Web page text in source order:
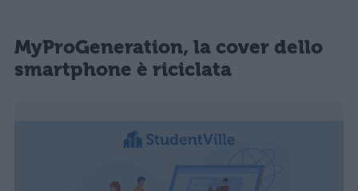
MyProGeneration, la cover dello
smartphone è riciclata